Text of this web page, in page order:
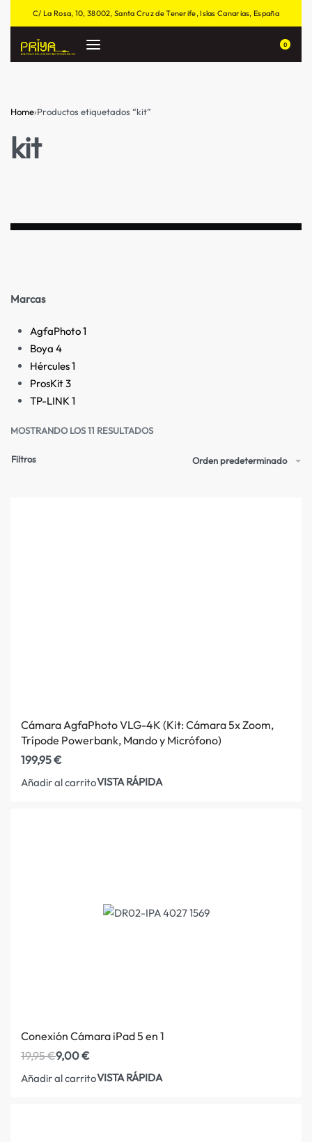
C/ La Rosa, 10, 38002, Santa Cruz de Tenerife, Islas Canarias, España
0
Home›Productos etiquetados “kit”
kit
Marcas
AgfaPhoto1
Boya 4
Hércules1
ProsKit3
TP-LINK1
MOSTRANDO LOS 11 RESULTADOS
Orden predeterminado
Filtros
Cámara AgfaPhoto VLG-4K (Kit: Cámara 5x Zoom,
Trípode Powerbank, Mando y Micrófono)
199,95€
Añadir al carritoVISTA RÁPIDA
Conexión Cámara iPad 5 en 1
19,95€9,00€
Añadir al carritoVISTA RÁPIDA